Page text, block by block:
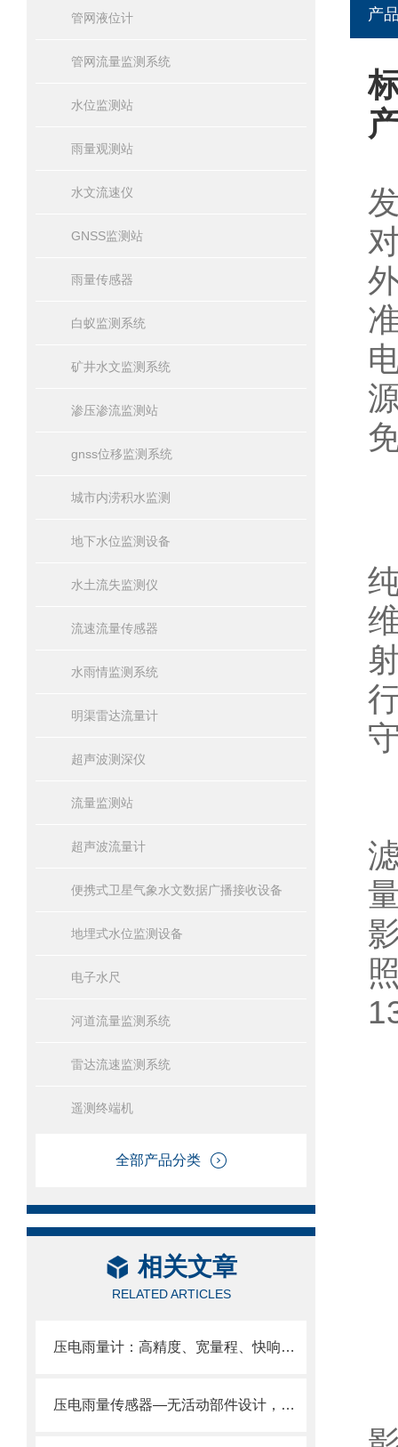
管网液位计
管网流量监测系统
水位监测站
雨量观测站
水文流速仪
GNSS监测站
雨量传感器
白蚁监测系统
矿井水文监测系统
渗压渗流监测站
gnss位移监测系统
城市内涝积水监测
地下水位监测设备
水土流失监测仪
流速流量传感器
水雨情监测系统
明渠雷达流量计
超声波测深仪
流量监测站
超声波流量计
便携式卫星气象水文数据广播接收设备
地埋式水位监测设备
电子水尺
河道流量监测系统
雷达流速监测系统
遥测终端机
全部产品分类
相关文章
RELATED ARTICLES
压电雨量计：高精度、宽量程、快响应、强抗扰、低功耗、全免维护
压电雨量传感器—无活动部件设计，实现近乎为零的维护成本。
产